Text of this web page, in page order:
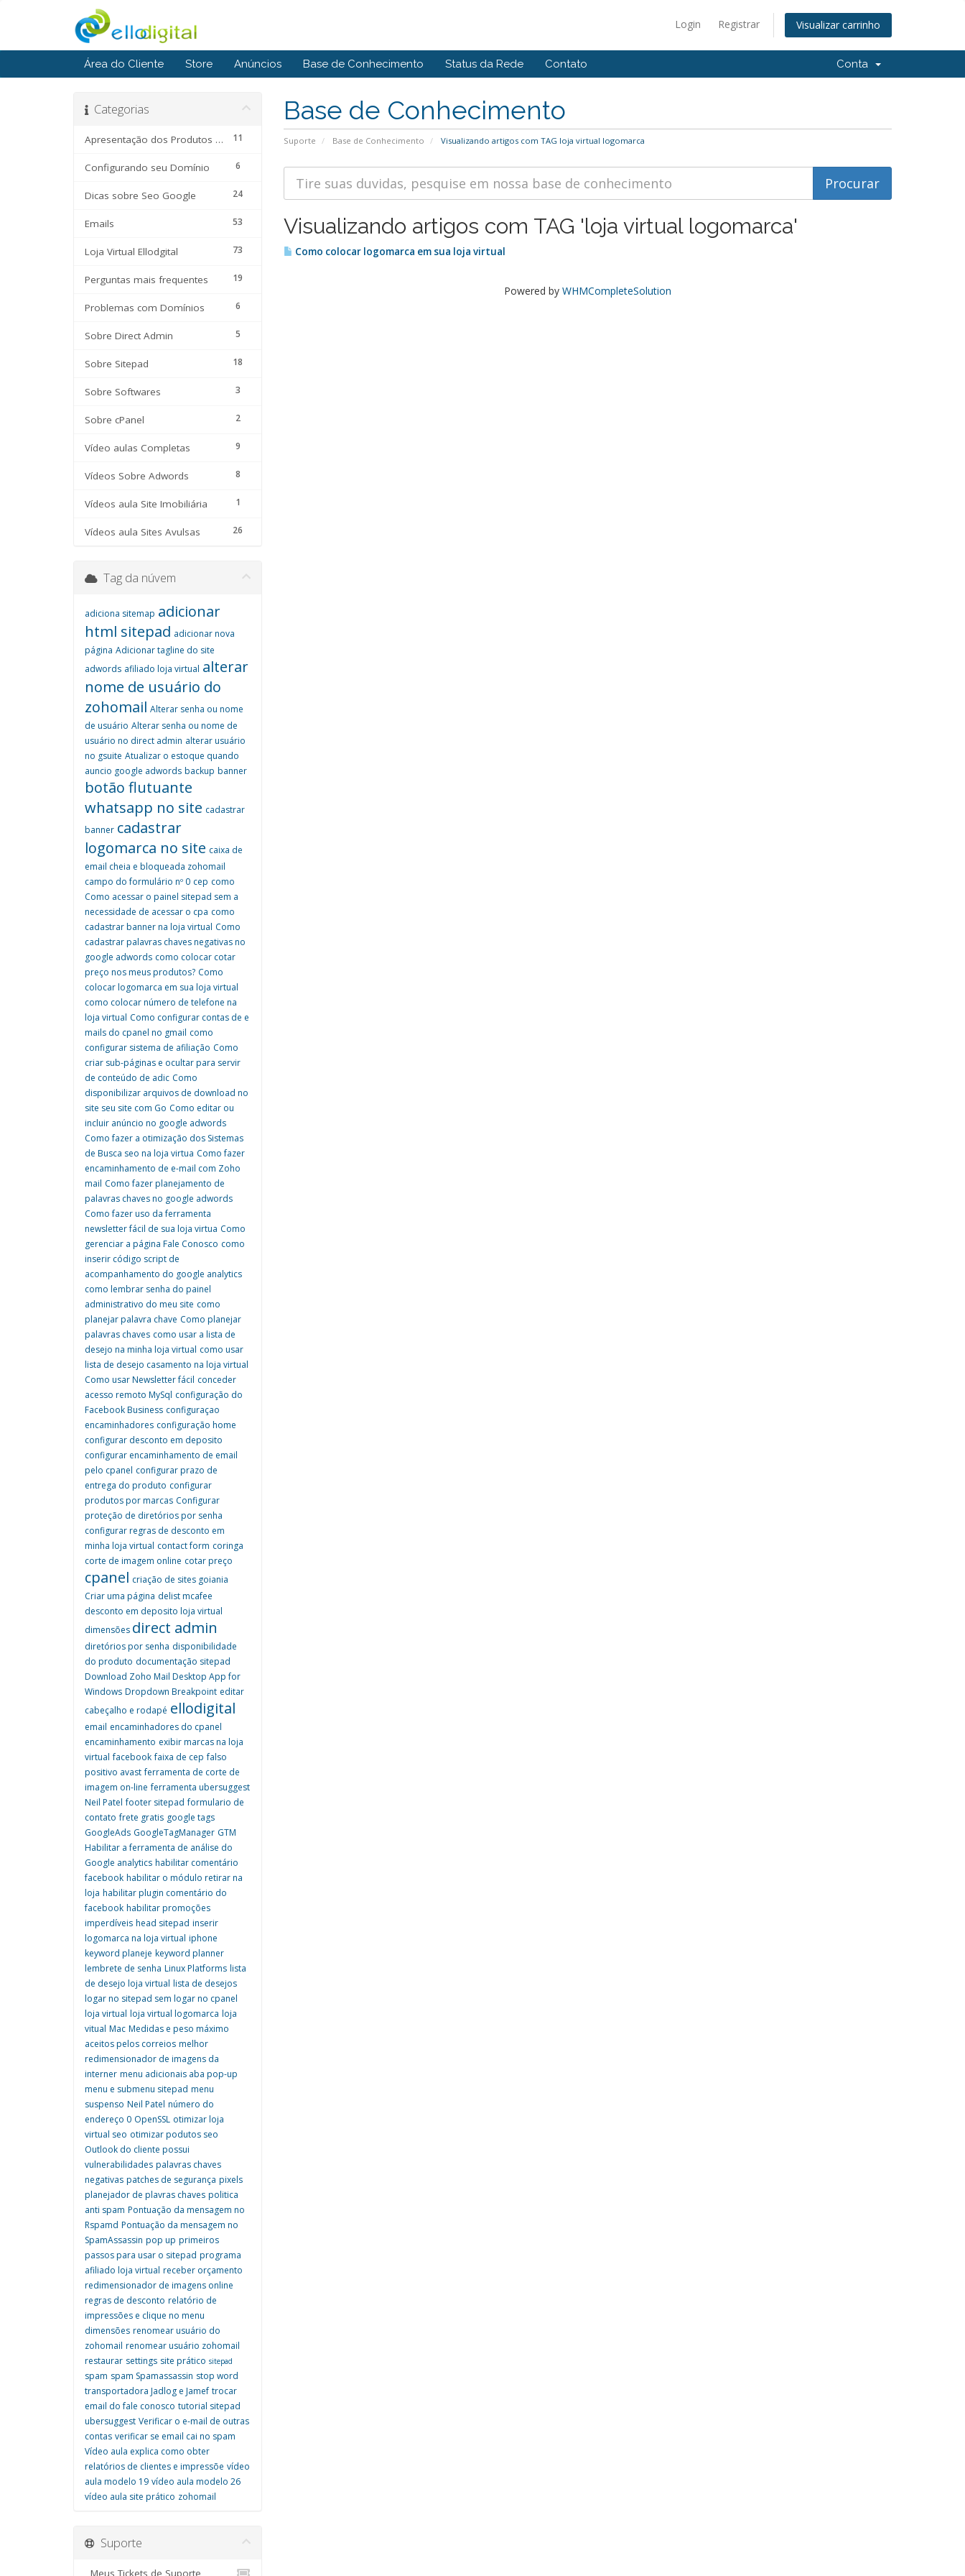
Login Registrar Visualizar carrinho
Área do Cliente Store Anúncios Base de Conhecimento Status da Rede Contato Conta
Base de Conhecimento
Suporte Base de Conhecimento Visualizando artigos com TAG loja virtual logomarca
Categorias
11
Apresentação dos Produtos e Serviços
6
Configurando seu Domínio
24
Dicas sobre Seo Google
53
Emails
73
Loja Virtual Ellodgital
19
Perguntas mais frequentes
6
Problemas com Domínios
5
Sobre Direct Admin
18
Sobre Sitepad
3
Sobre Softwares
2
Sobre cPanel
9
Vídeo aulas Completas
8
Vídeos Sobre Adwords
1
Vídeos aula Site Imobiliária
26
Vídeos aula Sites Avulsas
Visualizando artigos com TAG 'loja virtual logomarca'
Como colocar logomarca em sua loja virtual
Powered by WHMCompleteSolution
Tag da núvem
adiciona sitemap adicionar
html sitepad adicionar nova
página Adicionar tagline do site
adwords afiliado loja virtual alterar
nome de usuário do
zohomail Alterar senha ou nome
de usuário Alterar senha ou nome de
usuário no direct admin alterar usuário
no gsuite Atualizar o estoque quando
auncio google adwords backup banner
botão flutuante
whatsapp no site cadastrar
banner cadastrar
logomarca no site caixa de
email cheia e bloqueada zohomail
campo do formulário nº 0 cep como
Como acessar o painel sitepad sem a
necessidade de acessar o cpa como
cadastrar banner na loja virtual Como
cadastrar palavras chaves negativas no
google adwords como colocar cotar
preço nos meus produtos? Como
colocar logomarca em sua loja virtual
como colocar número de telefone na
loja virtual Como configurar contas de e
mails do cpanel no gmail como
configurar sistema de afiliação Como
criar sub-páginas e ocultar para servir
de conteúdo de adic Como
disponibilizar arquivos de download no
site seu site com Go Como editar ou
incluir anúncio no google adwords
Como fazer a otimização dos Sistemas
de Busca seo na loja virtua Como fazer
encaminhamento de e-mail com Zoho
mail Como fazer planejamento de
palavras chaves no google adwords
Como fazer uso da ferramenta
newsletter fácil de sua loja virtua Como
gerenciar a página Fale Conosco como
inserir código script de
acompanhamento do google analytics
como lembrar senha do painel
administrativo do meu site como
planejar palavra chave Como planejar
palavras chaves como usar a lista de
desejo na minha loja virtual como usar
lista de desejo casamento na loja virtual
Como usar Newsletter fácil conceder
acesso remoto MySql configuração do
Facebook Business configuraçao
encaminhadores configuração home
configurar desconto em deposito
configurar encaminhamento de email
pelo cpanel configurar prazo de
entrega do produto configurar
produtos por marcas Configurar
proteção de diretórios por senha
configurar regras de desconto em
minha loja virtual contact form coringa
corte de imagem online cotar preço
cpanel criação de sites goiania
Criar uma página delist mcafee
desconto em deposito loja virtual
dimensões direct admin
diretórios por senha disponibilidade
do produto documentação sitepad
Download Zoho Mail Desktop App for
Windows Dropdown Breakpoint editar
cabeçalho e rodapé ellodigital
email encaminhadores do cpanel
encaminhamento exibir marcas na loja
virtual facebook faixa de cep falso
positivo avast ferramenta de corte de
imagem on-line ferramenta ubersuggest
Neil Patel footer sitepad formulario de
contato frete gratis google tags
GoogleAds GoogleTagManager GTM
Habilitar a ferramenta de análise do
Google analytics habilitar comentário
facebook habilitar o módulo retirar na
loja habilitar plugin comentário do
facebook habilitar promoções
imperdíveis head sitepad inserir
logomarca na loja virtual iphone
keyword planeje keyword planner
lembrete de senha Linux Platforms lista
de desejo loja virtual lista de desejos
logar no sitepad sem logar no cpanel
loja virtual loja virtual logomarca loja
vitual Mac Medidas e peso máximo
aceitos pelos correios melhor
redimensionador de imagens da
interner menu adicionais aba pop-up
menu e submenu sitepad menu
suspenso Neil Patel número do
endereço 0 OpenSSL otimizar loja
virtual seo otimizar podutos seo
Outlook do cliente possui
vulnerabilidades palavras chaves
negativas patches de segurança pixels
planejador de plavras chaves politica
anti spam Pontuação da mensagem no
Rspamd Pontuação da mensagem no
SpamAssassin pop up primeiros
passos para usar o sitepad programa
afiliado loja virtual receber orçamento
redimensionador de imagens online
regras de desconto relatório de
impressões e clique no menu
dimensões renomear usuário do
zohomail renomear usuário zohomail
restaurar settings site prático sitepad
spam spam Spamassassin stop word
transportadora Jadlog e Jamef trocar
email do fale conosco tutorial sitepad
ubersuggest Verificar o e-mail de outras
contas verificar se email cai no spam
Vídeo aula explica como obter
relatórios de clientes e impressõe vídeo
aula modelo 19 vídeo aula modelo 26
vídeo aula site prático zohomail
Suporte
Meus Tickets de Suporte